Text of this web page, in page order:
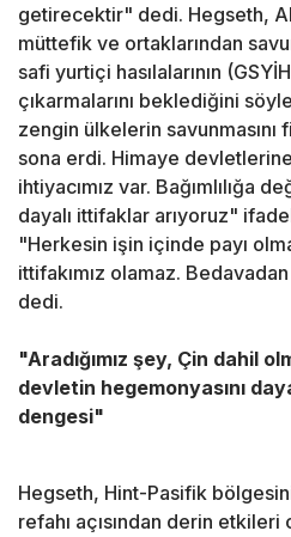
getirecektir" dedi. Hegseth,
müttefik ve ortaklarından
safi yurtiçi hasılalarının
çıkarmalarını beklediğini
zengin ülkelerin
sona erdi. Himaye
ihtiyacımız var. Bağımlılığa
dayalı ittifaklar arıyoruz"
"Herkesin işin içinde payı
ittifakımız olamaz.
dedi.
"Aradığımız şey, Çin dahil
devletin hegemonyasını
dengesi"
Hegseth, Hint-Pasifik
refahı açısından derin